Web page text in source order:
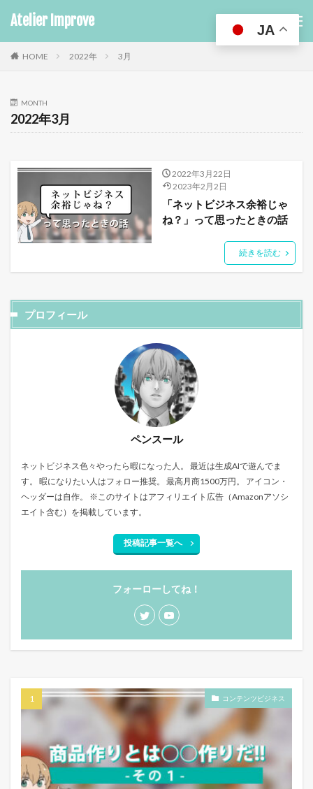
Atelier Improve
HOME 2022年 3月
MONTH
2022年3月
2022年3月22日
2023年2月2日
「ネットビジネス余裕じゃ
ね？」って思ったときの話
続きを読む
プロフィール
ペンスール
ネットビジネス色々やったら暇になった人。 最近は生成AIで遊んでま
す。 暇になりたい人はフォロー推奨。 最高月商1500万円。 アイコン・
ヘッダーは自作。 ※このサイトはアフィリエイト広告（Amazonアソシ
エイト含む）を掲載しています。
投稿記事一覧へ
フォーローしてね！
コンテンツビジネス
JA